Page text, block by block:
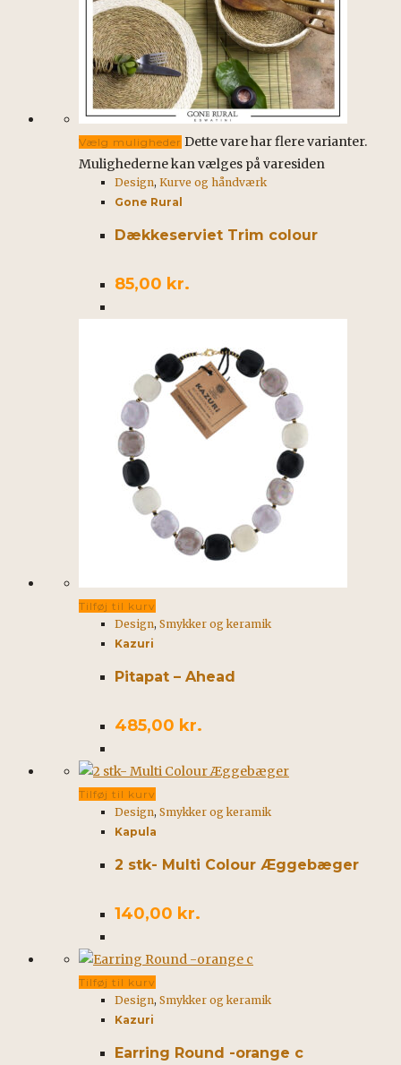
Vælg muligheder Dette vare har flere varianter.
Mulighederne kan vælges på varesiden
Design, Kurve og håndværk
Gone Rural
Dækkeserviet Trim colour
85,00 kr.
Tilføj til kurv
Design, Smykker og keramik
Kazuri
Pitapat – Ahead
485,00 kr.
Tilføj til kurv
Design, Smykker og keramik
Kapula
2 stk- Multi Colour Æggebæger
140,00 kr.
Tilføj til kurv
Design, Smykker og keramik
Kazuri
Earring Round -orange c